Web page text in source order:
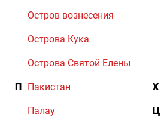
Остров вознесения
Острова Кука
Острова Святой Елены
П Пакистан
Палау
Х
Ц